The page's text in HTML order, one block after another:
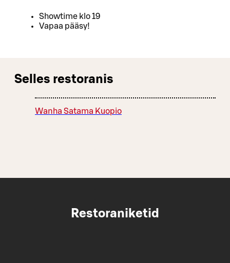
Showtime klo 19
Vapaa pääsy!
Selles restoranis
Wanha Satama Kuopio
Restoraniketid